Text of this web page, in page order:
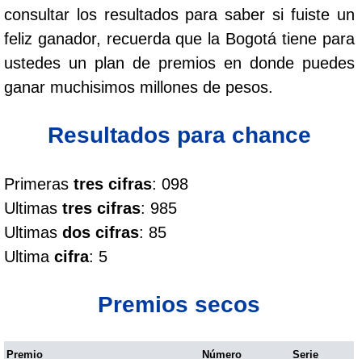
Astro Luna
Cafeterito Tarde
Caribeña Noche
Chontico Día
Chontico Noche
consultar los resultados para saber si fuiste un
feliz ganador, recuerda que la Bogotá tiene para
ustedes un plan de premios en donde puedes
ganar muchisimos millones de pesos.
Resultados para chance
Primeras tres cifras: 098
Ultimas tres cifras: 985
Ultimas dos cifras: 85
Ultima cifra: 5
Premios secos
Premio Número Serie